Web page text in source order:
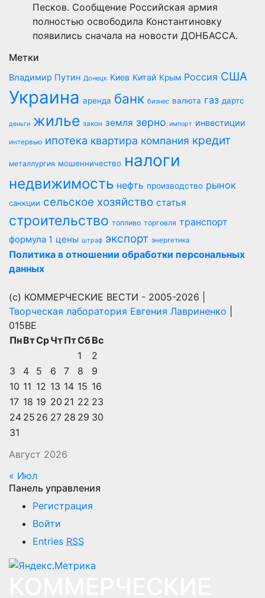
Песков. Сообщение Российская армия
полностью освободила Константиновку
появились сначала на новости ДОНБАССА.
Метки
Владимир Путин Донецк Киев Китай Крым Россия США
Украина аренда банк бизнес валюта газ дартс
деньги жилье закон земля зерно импорт инвестиции
интервью ипотека квартира компания кредит
металлургия мошенничество налоги
недвижимость нефть производство рынок
санкции сельское хозяйство статья
строительство топливо торговля транспорт
формула 1 цены штраф экспорт энергетика
Политика в отношении обработки персональных
данных
(с) КОММЕРЧЕСКИЕ ВЕСТИ - 2005-2026 |
Творческая лаборатория Евгения Лавриненко
015BE
Август 2026
ПнВтСрЧтПтСбВс
1
2
3
4 5 6 7 8
9
10 11 12 13 14 15 16
17 18 19 20 21 22 23
24 25 26 27 28 29 30
31
« Июл
Панель управления
Регистрация
Войти
Entries RSS